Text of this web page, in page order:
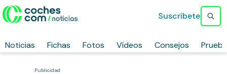
Noticias Fichas Fotos Vídeos Consejos
Suscríbete
Publicidad